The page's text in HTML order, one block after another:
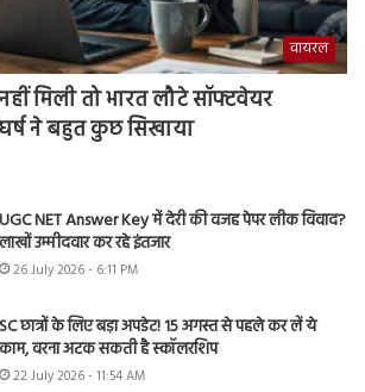
वायरल
मिली तो भारत लौटे सॉफ्टवेयर
ने बहुत कुछ सिखाया
UGC NET Answer Key में देरी की वजह पेपर लीक विवाद?
लाखों उम्मीदवार कर रहे इंतजार
26 July 2026 - 6:11 PM
SC छात्रों के लिए बड़ा अपडेट! 15 अगस्त से पहले कर लें ये
काम, वरना अटक सकती है स्कॉलरशिप
22 July 2026 - 11:54 AM